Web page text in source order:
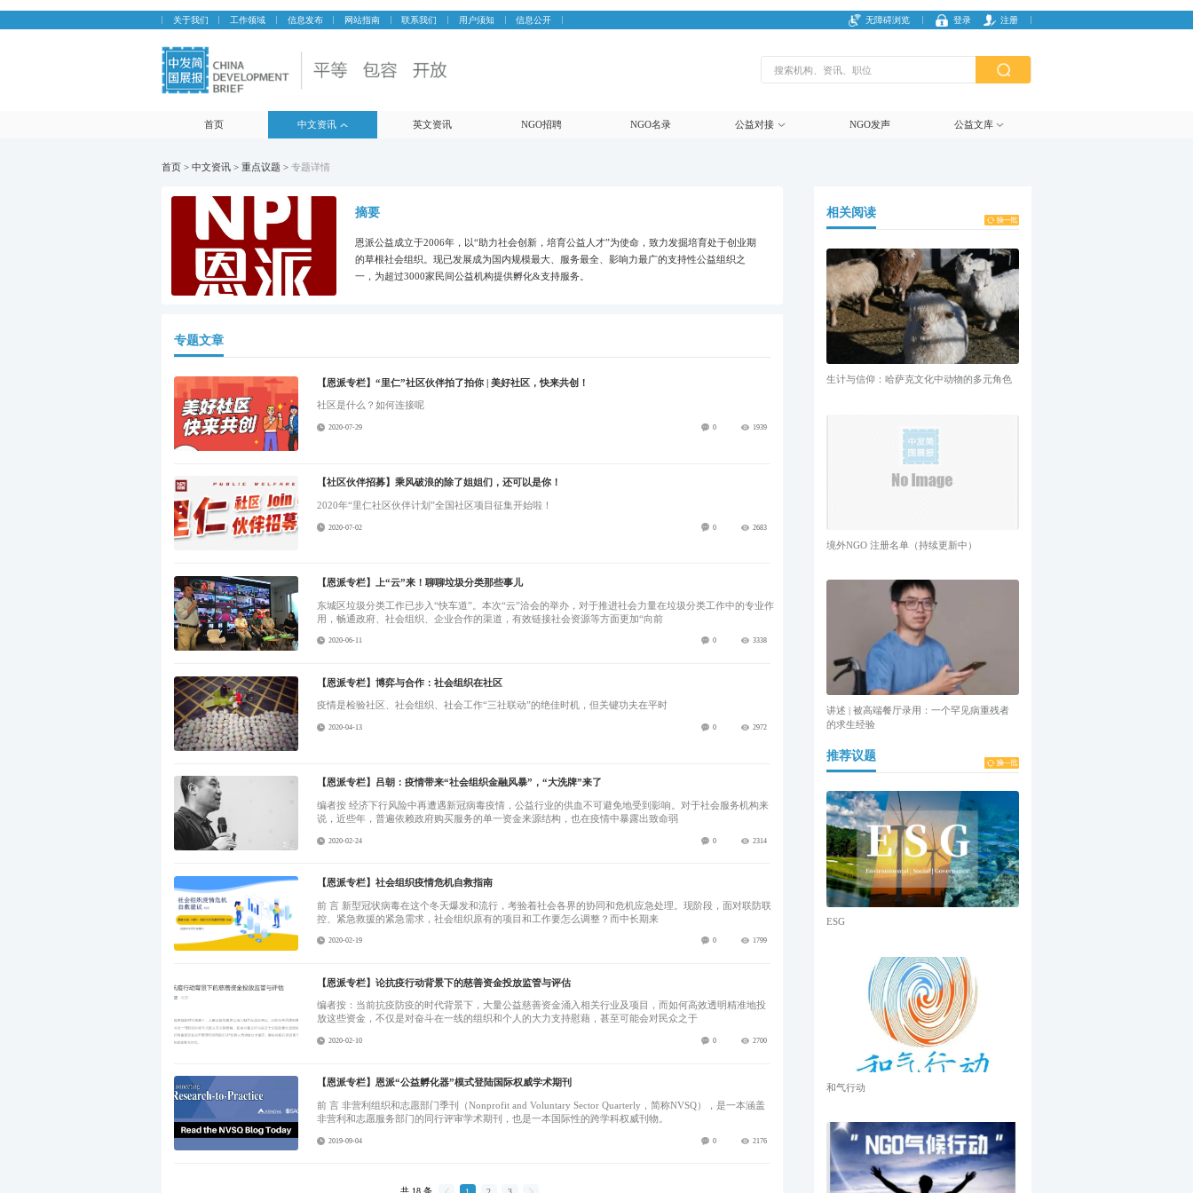
关于我们 工作领域 信息发布 网站指南 联系我们 用户须知 信息公开 无障碍浏览 登录 注册
首页 中文资讯 英文资讯 NGO招聘 NGO名录 公益对接 NGO发声 公益文库
首页 > 中文资讯 > 重点议题 > 专题详情
摘要
恩派公益成立于2006年，以“助力社会创新，培育公益人才”为使命，致力发掘培育处于创业期
的草根社会组织。现已发展成为国内规模最大、服务最全、影响力最广的支持性公益组织之
一，为超过3000家民间公益机构提供孵化&支持服务。
专题文章
【恩派专栏】“里仁”社区伙伴拍了拍你 | 美好社区，快来共创！
社区是什么？如何连接呢
2020-07-29 0 1939
【社区伙伴招募】乘风破浪的除了姐姐们，还可以是你！
2020年“里仁社区伙伴计划”全国社区项目征集开始啦！
2020-07-02 0 2683
【恩派专栏】上“云”来！聊聊垃圾分类那些事儿
东城区垃圾分类工作已步入“快车道”。本次“云”洽会的举办，对于推进社会力量在垃圾分类工作中的专业作
用，畅通政府、社会组织、企业合作的渠道，有效链接社会资源等方面更加“向前
2020-06-11 0 3338
【恩派专栏】博弈与合作：社会组织在社区
疫情是检验社区、社会组织、社会工作“三社联动”的绝佳时机，但关键功夫在平时
2020-04-13 0 2972
【恩派专栏】吕朝：疫情带来“社会组织金融风暴”，“大洗牌”来了
编者按 经济下行风险中再遭遇新冠病毒疫情，公益行业的供血不可避免地受到影响。对于社会服务机构来
说，近些年，普遍依赖政府购买服务的单一资金来源结构，也在疫情中暴露出致命弱
2020-02-24 0 2314
【恩派专栏】社会组织疫情危机自救指南
前 言 新型冠状病毒在这个冬天爆发和流行，考验着社会各界的协同和危机应急处理。现阶段，面对联防联
控、紧急救援的紧急需求，社会组织原有的项目和工作要怎么调整？而中长期来
2020-02-19 0 1799
【恩派专栏】论抗疫行动背景下的慈善资金投放监管与评估
编者按：当前抗疫防疫的时代背景下，大量公益慈善资金涌入相关行业及项目，而如何高效透明精准地投
放这些资金，不仅是对奋斗在一线的组织和个人的大力支持慰藉，甚至可能会对民众之于
2020-02-10 0 2700
【恩派专栏】恩派“公益孵化器”模式登陆国际权威学术期刊
前 言 非营利组织和志愿部门季刊（Nonprofit and Voluntary Sector Quarterly，简称NVSQ），是一本涵盖
非营利和志愿服务部门的同行评审学术期刊，也是一本国际性的跨学科权威刊物。
2019-09-04 0 2176
共 18 条
相关阅读
生计与信仰：哈萨克文化中动物的多元角色
境外NGO 注册名单（持续更新中）
讲述 | 被高端餐厅录用：一个罕见病重残者
的求生经验
推荐议题
ESG
和气行动